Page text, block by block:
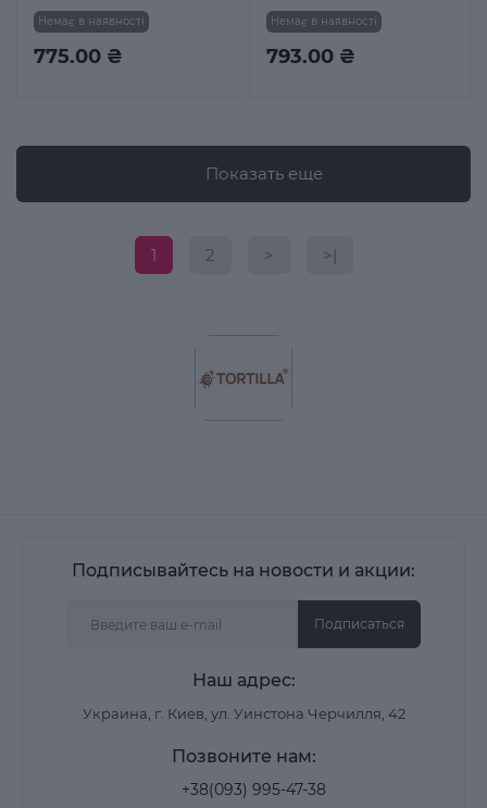
антибактериальным
действием Tortilla 5 л
775.00 ₴
Немає в наявності
793.00 ₴
Немає в наявності
Показать еще
1 2 > >|
Подписывайтесь на новости и акции:
Подписаться
Наш адрес:
Украина, г. Киев, ул. Уинстона Черчилля, 42
Позвоните нам:
+38(093) 995-47-38